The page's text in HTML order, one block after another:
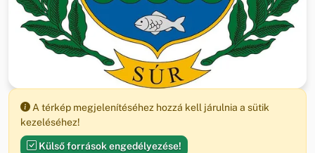
A térkép megjelenítéséhez hozzá kell járulnia a sütik
kezeléséhez!
Külső források engedélyezése!